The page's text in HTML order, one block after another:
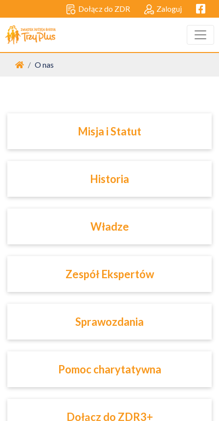
Dołącz do ZDR Zaloguj
Strona główna
O nas
Misja i Statut
Historia
Władze
Zespół Ekspertów
Sprawozdania
Pomoc charytatywna
Dołącz do ZDR3+